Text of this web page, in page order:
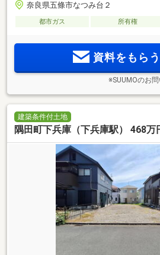
奈良県五條市なつみ台２
都市ガス 所有権
資料をもら
※SUUMOのお
建築条件付土地
隅田町下兵庫（下兵庫駅） 468万